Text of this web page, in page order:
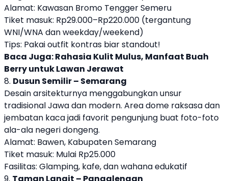
Alamat: Kawasan Bromo Tengger Semeru
Tiket masuk: Rp29.000–Rp220.000 (tergantung
WNI/WNA dan weekday/weekend)
Tips: Pakai outfit kontras biar standout!
Baca Juga:Rahasia Kulit Mulus, Manfaat Buah
Berry untuk Lawan Jerawat
8. Dusun Semilir – Semarang
Desain arsitekturnya menggabungkan unsur
tradisional Jawa dan modern. Area dome raksasa dan
jembatan kaca jadi favorit pengunjung buat foto-foto
ala-ala negeri dongeng.
Alamat: Bawen, Kabupaten Semarang
Tiket masuk: Mulai Rp25.000
Fasilitas: Glamping, kafe, dan wahana edukatif